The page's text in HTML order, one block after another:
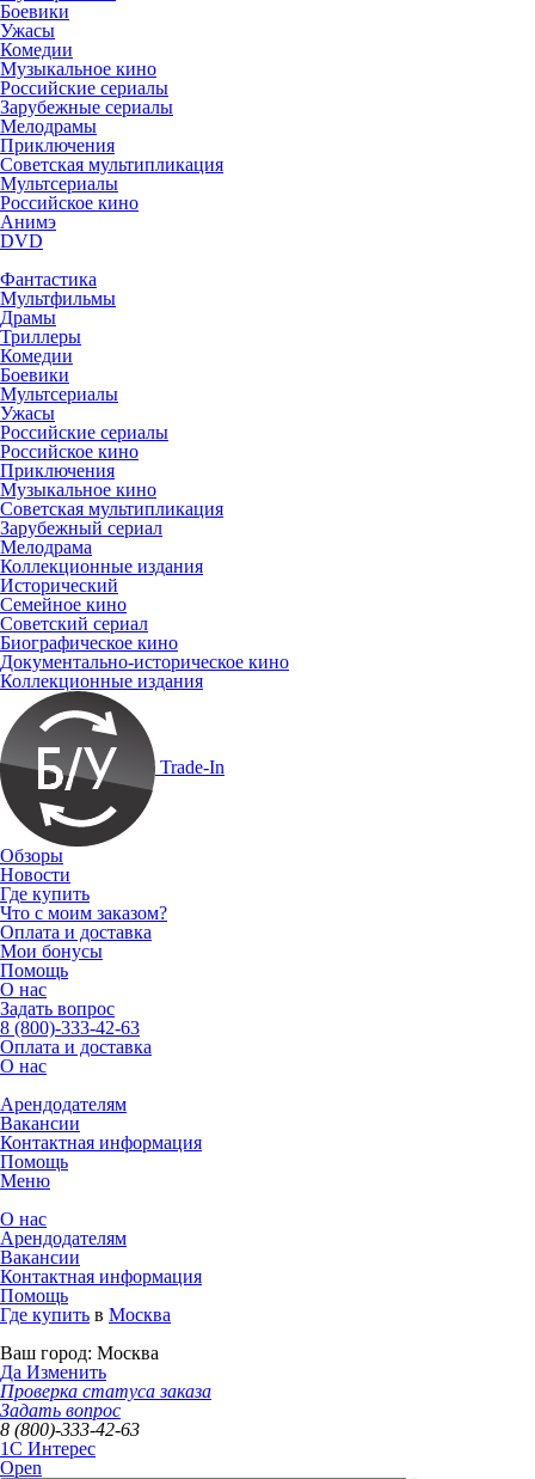
Боевики
Ужасы
Комедии
Музыкальное кино
Российские сериалы
Зарубежные сериалы
Мелодрамы
Приключения
Советская мультипликация
Мультсериалы
Российское кино
Анимэ
DVD
Фантастика
Мультфильмы
Драмы
Триллеры
Комедии
Боевики
Мультсериалы
Ужасы
Российские сериалы
Российское кино
Приключения
Музыкальное кино
Советская мультипликация
Зарубежный сериал
Мелодрама
Коллекционные издания
Исторический
Семейное кино
Советский сериал
Биографическое кино
Документально-историческое кино
Коллекционные издания
Trade-In
Обзоры
Новости
Где купить
Что с моим заказом?
Оплата и доставка
Мои бонусы
Помощь
О нас
Задать вопрос
8 (800)-333-42-63
Оплата и доставка
О нас
Арендодателям
Вакансии
Контактная информация
Помощь
Меню
О нас
Арендодателям
Вакансии
Контактная информация
Помощь
Где купить в Москва
Ваш город: Москва
Да Изменить
Проверка статуса заказа
Задать вопрос
8 (800)-333-42-63
1C Интерес
Open